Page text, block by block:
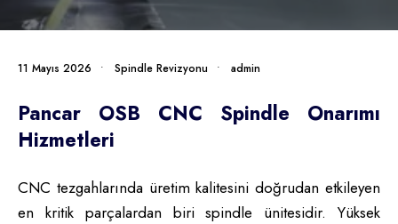
11 Mayıs 2026 • Spindle Revizyonu • admin
Pancar OSB CNC Spindle Onarımı
Hizmetleri
CNC tezgahlarında üretim kalitesini doğrudan etkileyen
en kritik parçalardan biri spindle ünitesidir. Yüksek